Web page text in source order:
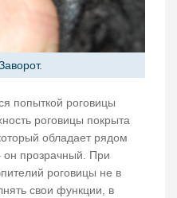
попыткой роговицы
роговицы покрыта
обладает рядом
он прозрачный. При
роговицы не в
свои функции, в